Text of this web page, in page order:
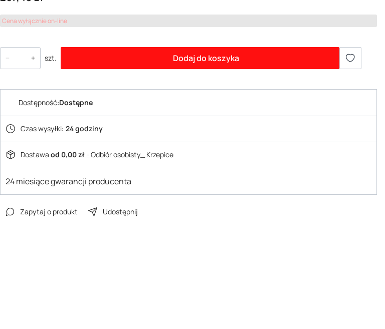
Cena wyłącznie on-line
szt. Dodaj do koszyka
Dostępność:Dostępne
Czas wysyłki: 24 godziny
Dostawa od 0,00 zł- Odbiór osobisty_ Krzepice
24 miesiące gwarancji producenta
Zapytaj o produkt Udostępnij